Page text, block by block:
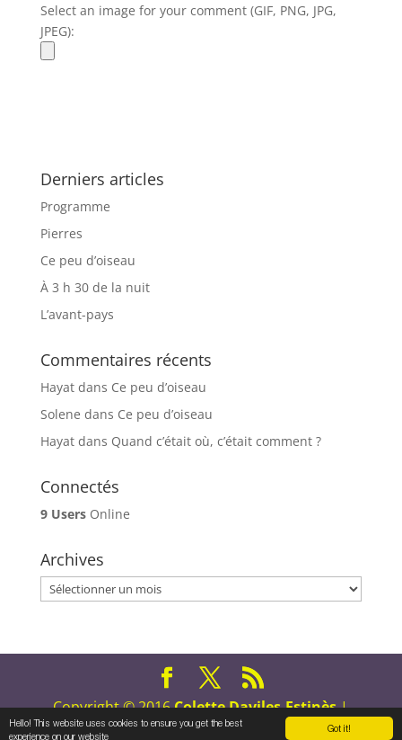
Got it!
Hello! This website uses cookies to ensure you get the best
experience on our website
Select an image for your comment (GIF, PNG, JPG,
JPEG):
Derniers articles
Programme
Pierres
Ce peu d’oiseau
À 3 h 30 de la nuit
L’avant-pays
Commentaires récents
Hayatdans Ce peu d’oiseau
Solene dans Ce peu d’oiseau
Hayatdans Quand c’était où, c’était comment ?
Connectés
9 UsersOnline
Archives
Archives
Copyright © 2016Colette Daviles-Estinès|
Tous droits réservés